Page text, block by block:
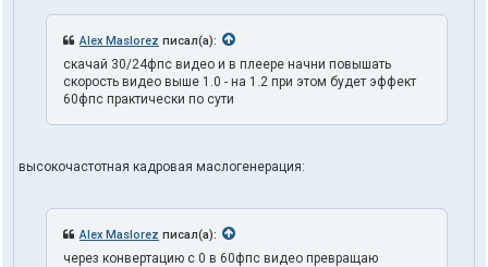
Alex Maslorez писал(а):
скачай 30/24фпс видео и в плеере начни повышать
скорость видео выше 1.0 - на 1.2 при этом будет эффект
60фпс практически по сути
высокочастотная кадровая маслогенерация:
Alex Maslorez писал(а):
через конвертацию с 0 в 60фпс видео превращаю